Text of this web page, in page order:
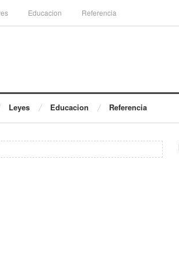
Educacion Referencia
Leyes Educacion Referencia